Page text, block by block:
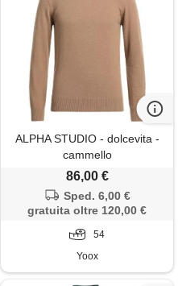
ALPHA STUDIO - dolcevita -
cammello
86,00 €
Sped. 6,00 €
gratuita oltre 120,00 €
54
Yoox